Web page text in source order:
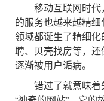
移动互联网时代
的服务也越来越精
领域都诞生了精细
聘、贝壳找房等，还
逐渐被用户诟病。
错过了就意味着